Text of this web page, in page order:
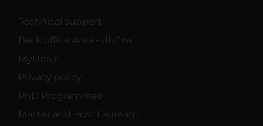
Technical support
Back office Area - dbErw
MyUnivr
Privacy policy
PhD Programmes
Master and Post Lauream